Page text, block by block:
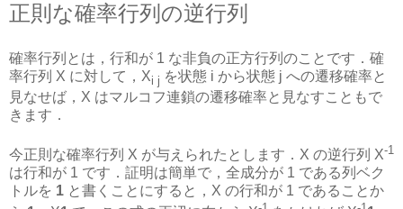
正則な確率行列の逆行列
確率行列とは，行和が 1 な非負の正方行列のことです．確
率行列 X に対して，Xi j を状態 i から状態 j への遷移確率と
見なせば，X はマルコフ連鎖の遷移確率と見なすこともで
きます．
今正則な確率行列 X が与えられたとします．X の逆行列 X-1
は行和が 1 です．証明は簡単で，全成分が 1 である列ベク
トルを 1 と書くことにすると，X の行和が 1 であることか